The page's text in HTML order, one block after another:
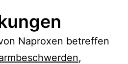
Naproxen betreffen
,